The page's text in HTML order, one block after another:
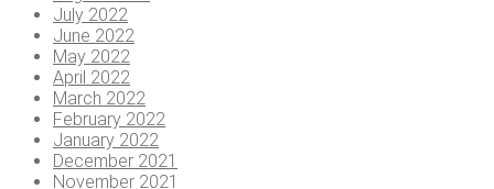
July 2022
June 2022
May 2022
April 2022
March 2022
February 2022
January 2022
December 2021
November 2021